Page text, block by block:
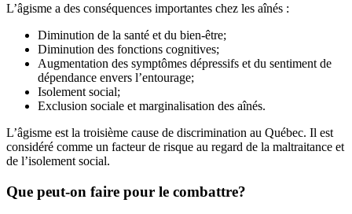
L’âgisme a des conséquences importantes chez les aînés :
Diminution de la santé et du bien-être;
Diminution des fonctions cognitives;
Augmentation des symptômes dépressifs et du sentiment de
dépendance envers l’entourage;
Isolement social;
Exclusion sociale et marginalisation des aînés.
L’âgisme est la troisième cause de discrimination au Québec. Il est
considéré comme un facteur de risque au regard de la maltraitance et
de l’isolement social.
Que peut-on faire pour le combattre?